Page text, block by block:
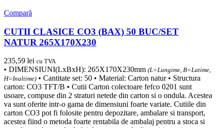
Compară
CUTII CLASICE CO3 (BAX) 50 BUC/SET
NATUR 265X170X230
235,59 lei cu TVA
• DIMENSIUNI(LxBxH): 265X170X230mm (L=Lungime, B=Latime,
H=Inaltime) • Cantitate set: 50 • Material: Carton natur • Structura
carton: CO3 TFT/B • Cutii Carton colectoare fefco 0201 sunt
usoare, compuse din 2 straturi netede din carton si o ondula. Acestea
va sunt oferite intr-o gama de dimensiuni foarte variate. Cutiile din
carton CO3 pot fi folosite pentru depozitare, ambalare si transport,
acestea fiind o metoda foarte rentabila de ambalaj pentru a stoca si